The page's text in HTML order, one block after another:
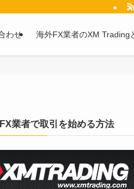
クアップしています。
わせ 海外FX業者のXM Trading
業者で取引を始める方法